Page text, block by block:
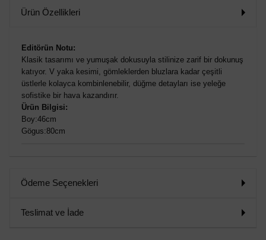
SİPARİŞ
Ürün Özellikleri
Editörün Notu:
Klasik tasarımı ve yumuşak dokusuyla stilinize zarif bir dokunuş
katıyor. V yaka kesimi, gömleklerden bluzlara kadar çeşitli
üstlerle kolayca kombinlenebilir, düğme detayları ise yeleğe
sofistike bir hava kazandırır.
Ürün Bilgisi:
Boy:46cm
Gögus:80cm
Ödeme Seçenekleri
Teslimat ve İade